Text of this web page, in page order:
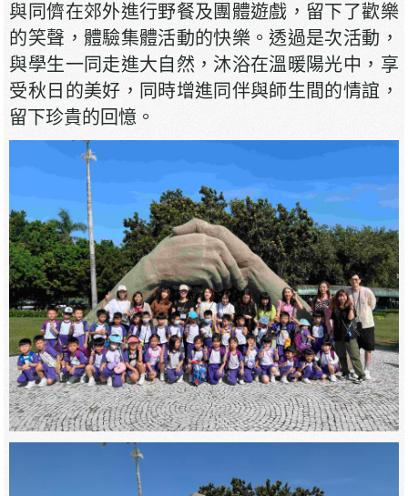
與同儕在郊外進行野餐及團體遊戲，留下了歡樂
的笑聲，體驗集體活動的快樂。透過是次活動，
與學生一同走進大自然，沐浴在溫暖陽光中，享
受秋日的美好，同時增進同伴與師生間的情誼，
留下珍貴的回憶。